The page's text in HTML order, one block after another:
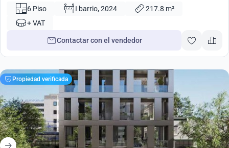
6 Piso
I barrio, 2024
217.8 m²
+ VAT
Contactar con el vendedor
Propiedad verificada